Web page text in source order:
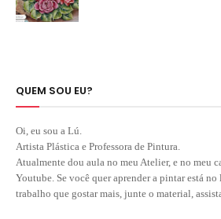
QUEM SOU EU?
Oi, eu sou a Lú.
Artista Plástica e Professora de Pintura.
Atualmente dou aula no meu Atelier, e no meu
Youtube. Se você quer aprender a pintar está
trabalho que gostar mais, junte o material,